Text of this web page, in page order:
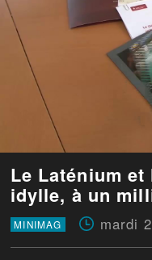
Le Laténium
idylle, à un
MINIMAG mardi